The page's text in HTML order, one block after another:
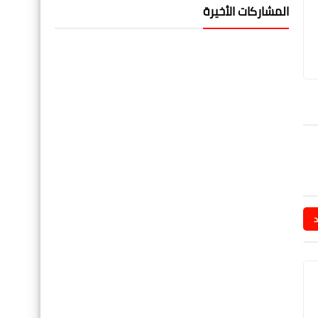
المشاركات الأخيرة